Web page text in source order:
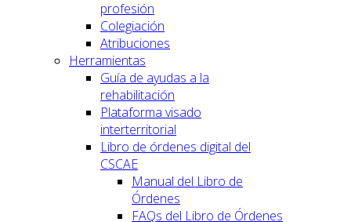
profesión
Colegiación
Atribuciones
Herramientas
Guía de ayudas a la
rehabilitación
Plataforma visado
interterritorial
Libro de órdenes digital del
CSCAE
Manual del Libro de
Órdenes
FAQs del Libro de Órdenes